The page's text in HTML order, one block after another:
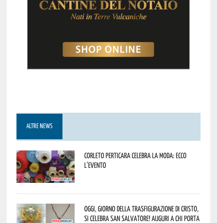
ALTRE NEWS
Corleto Perticara celebra la moda: ecco
l’evento
Oggi, giorno della Trasfigurazione di Cristo,
si celebra San Salvatore! Auguri a chi porta